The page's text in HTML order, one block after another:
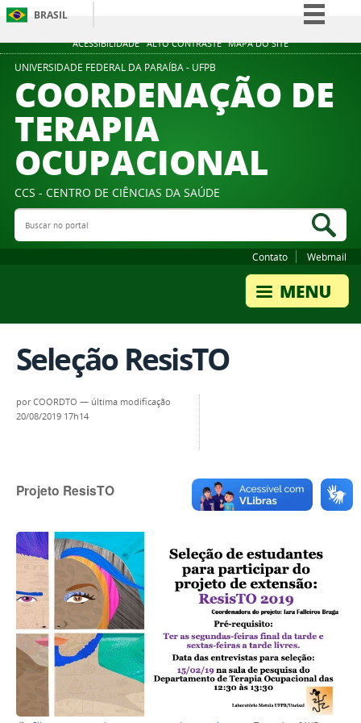
ACESSIBILIDADE ALTO CONTRASTE MAPA DO SITE
BRASIL
Simplifique!
Participe
Acesso à informação
Canais
UNIVERSIDADE FEDERAL DA PARAÍBA - UFPB
COORDENAÇÃO DE
TERAPIA
OCUPACIONAL
CCS - CENTRO DE CIÊNCIAS DA SAÚDE
Buscar no portal
Contato Webmail
Seleção ResisTO
porCOORDTO — última modificação
20/08/2019 17h14
Projeto ResisTO